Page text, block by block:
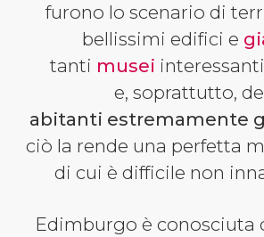
furono lo scenario di
bellissimi edifici e
tanti musei
e, soprattutto,
abitanti estremamente
ciò la rende una perfetta
di cui è difficile non
Edimburgo è conosciuta